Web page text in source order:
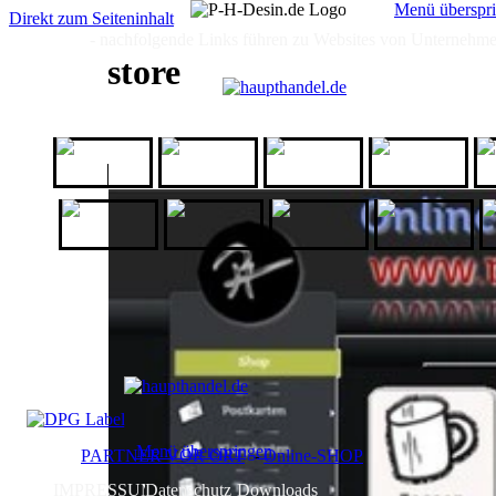
Direkt zum Seiteninhalt
store
Menü
- nachfolgende Links führen zu Websites von
kurz-mal-
weg
Logo-Matten
Maren
Jewellery
Menü überspringen
IMPRESSUMDatenschutz Downloads
PARTNER VOR ORT-Online-SHOP